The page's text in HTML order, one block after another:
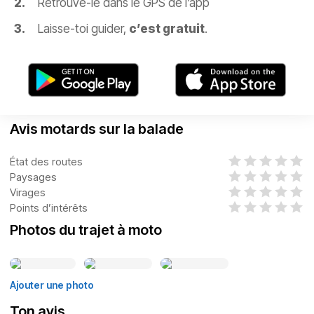
Retrouve-le dans le GPS de l’app
Laisse-toi guider, c’est gratuit.
Avis motards sur la balade
État des routes
Paysages
Virages
Points d’intérêts
Photos du trajet à moto
Ajouter une photo